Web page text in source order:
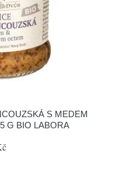
S MEDEM
G BIO LABORA